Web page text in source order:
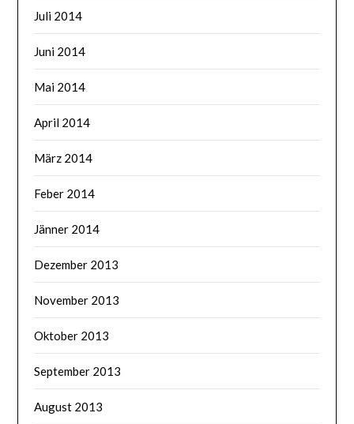
Juli 2014
Juni 2014
Mai 2014
April 2014
März 2014
Feber 2014
Jänner 2014
Dezember 2013
November 2013
Oktober 2013
September 2013
August 2013